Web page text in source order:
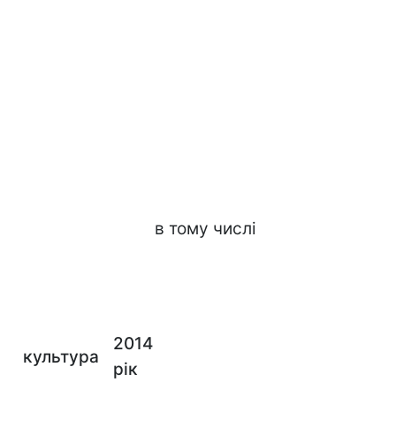
культура
2014
рік
в тому числі